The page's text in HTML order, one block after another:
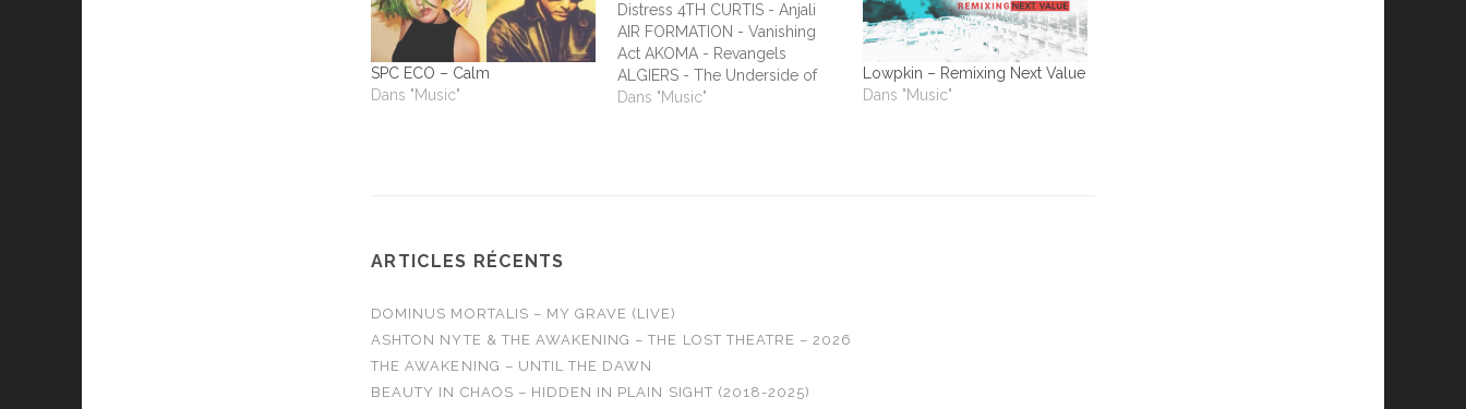
SPC ECO – Calm
Dans "Music"
Distress 4TH CURTIS - Anjali
AIR FORMATION - Vanishing
Act AKOMA - Revangels
ALGIERS - The Underside of
Power ALIEN STADIUM - This
Dans "Music"
Lowpkin – Remixing Next Value
Dans "Music"
ARTICLES RÉCENTS
DOMINUS MORTALIS – MY GRAVE (LIVE)
ASHTON NYTE & THE AWAKENING – THE LOST THEATRE – 2026
THE AWAKENING – UNTIL THE DAWN
BEAUTY IN CHAOS – HIDDEN IN PLAIN SIGHT (2018-2025)